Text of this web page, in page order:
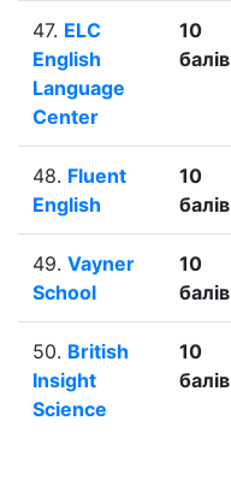
47. ELC
English
Language
Center
10
балів
48. Fluent
English
10
балів
49. Vayner
School
10
балів
50. British
Insight
Science
10
балів